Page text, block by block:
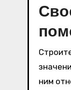
ним